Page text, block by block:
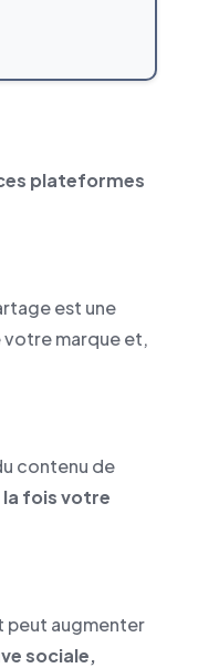
plateformes
est une
votre marque et,
contenu de
fois votre
peut augmenter
sociale,